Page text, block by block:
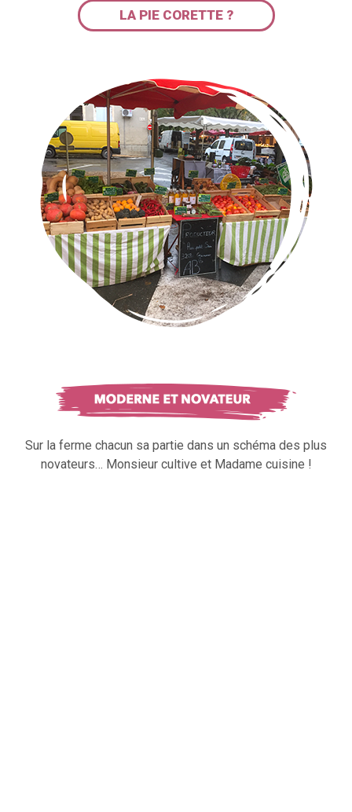
LA PIE CORETTE ?
Sur la ferme chacun sa partie dans un schéma des plus
novateurs… Monsieur cultive et Madame cuisine !